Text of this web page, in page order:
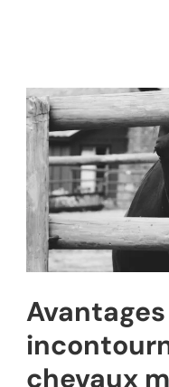
Avantages
chevaux